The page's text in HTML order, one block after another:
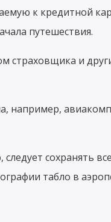
к кредитной
путешествия.
страховщика и
например,
сохранять
табло в